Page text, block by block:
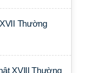
Thường
XVIII Thường